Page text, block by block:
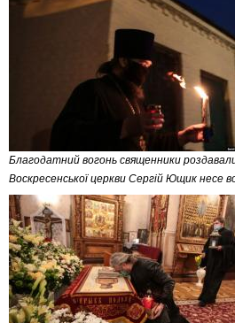
Благодатний вогонь священники
Воскресенської церкви Сергій Ющик несе